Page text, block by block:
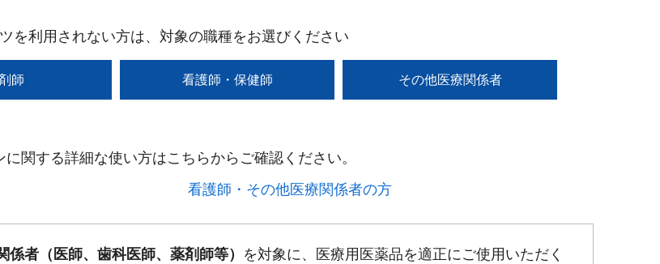
を利用されない方は、対象の職種をお選びください
師 看護師・保健師 その他医療関係者
関する詳細な使い方はこちらからご確認ください。​
看護師・その他医療関係者の方​
者（医師、歯科医師、薬剤師等）
を対象に、医療用医薬品を適正にご使用いただく